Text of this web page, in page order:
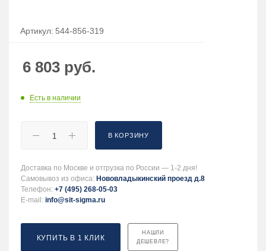
Артикул: 544-856-319
6 803 руб.
Есть в наличии
В КОРЗИНУ
Доставка по Москве и отгрузка по России — 1-2 дня!
Самовывоз из офиса: Нововладыкинский проезд д.8
Телефон: +7 (495) 268-05-03
E-mail: info@sit-sigma.ru
КУПИТЬ В 1 КЛИК
НАШЛИ
ДЕШЕВЛЕ?